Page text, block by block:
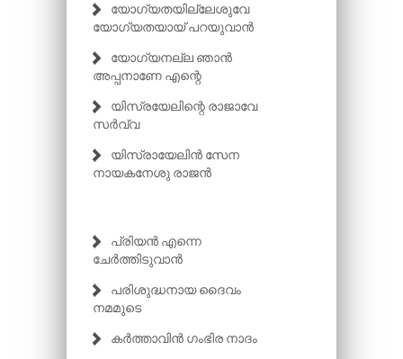
യോഗ്യതയില്ലേശുവേ
യോഗ്യതയായ് പറയുവാൻ
യോഗ്യനല്ല ഞാൻ
അപ്പനാണേ എന്റെ
യിസ്രയേലിന്റെ രാജാവേ
സർവ്വ
യിസ്രായേലിൻ സേന
നായകനേശു രാജൻ
പ്രിയൻ എന്നെ
ചേർത്തിടുവാൻ
പരിശുദ്ധനായ ദൈവം
നമമുടെ
കർത്താവിൻ ഗംഭിര നാദം